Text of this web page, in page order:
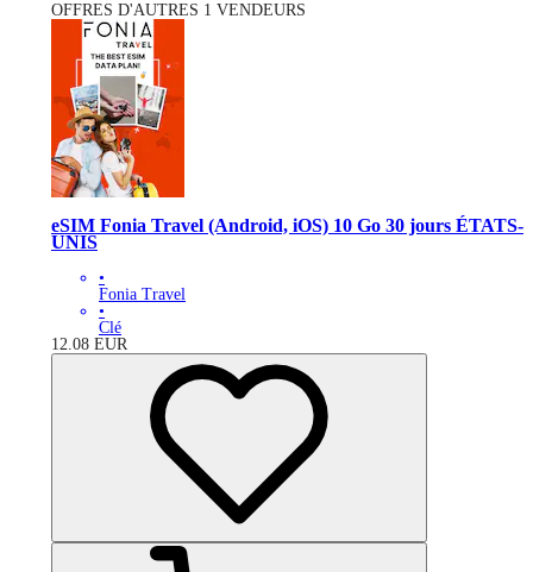
OFFRES D'AUTRES 1 VENDEURS
eSIM Fonia Travel (Android, iOS) 10 Go 30 jours ÉTATS-
UNIS
•
Fonia Travel
•
Clé
12.08 EUR